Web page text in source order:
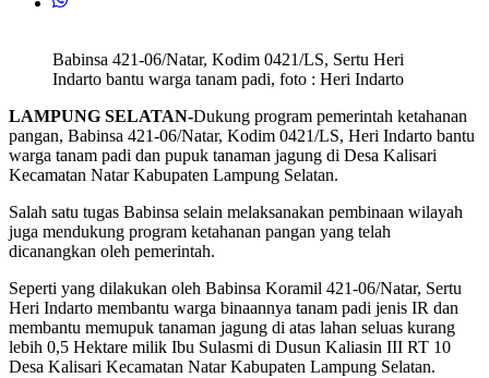
Babinsa 421-06/Natar, Kodim 0421/LS, Sertu Heri
Indarto bantu warga tanam padi, foto : Heri Indarto
LAMPUNG SELATAN-Dukung program pemerintah ketahanan
pangan, Babinsa 421-06/Natar, Kodim 0421/LS, Heri Indarto bantu
warga tanam padi dan pupuk tanaman jagung di Desa Kalisari
Kecamatan Natar Kabupaten Lampung Selatan.
Salah satu tugas Babinsa selain melaksanakan pembinaan wilayah
juga mendukung program ketahanan pangan yang telah
dicanangkan oleh pemerintah.
Seperti yang dilakukan oleh Babinsa Koramil 421-06/Natar, Sertu
Heri Indarto membantu warga binaannya tanam padi jenis IR dan
membantu memupuk tanaman jagung di atas lahan seluas kurang
lebih 0,5 Hektare milik Ibu Sulasmi di Dusun Kaliasin III RT 10
Desa Kalisari Kecamatan Natar Kabupaten Lampung Selatan.